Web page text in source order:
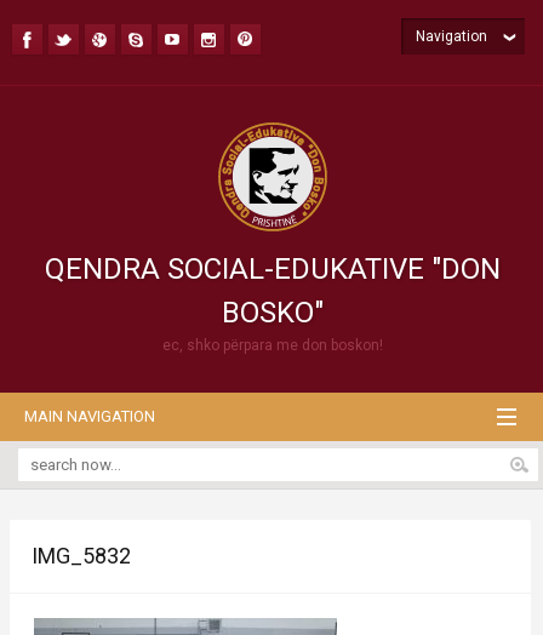
QENDRA SOCIAL-EDUKATIVE "DON
BOSKO"
ec, shko përpara me don boskon!
Navigation
MAIN NAVIGATION
IMG_5832